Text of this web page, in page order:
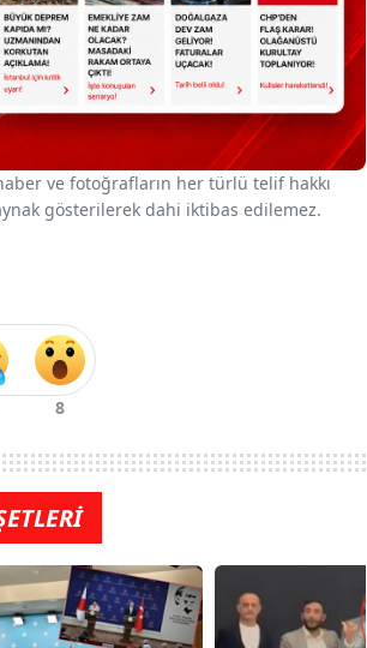
ve fotoğrafların her türlü telif hakkı
gösterilerek dahi iktibas edilemez.